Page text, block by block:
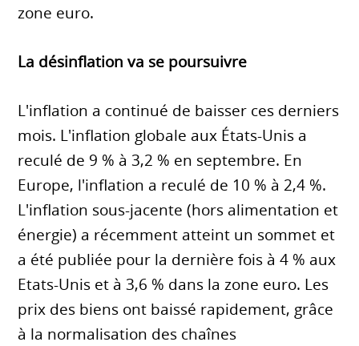
zone euro.
La désinflation va se poursuivre
L'inflation a continué de baisser ces derniers
mois. L'inflation globale aux États-Unis a
reculé de 9 % à 3,2 % en septembre. En
Europe, l'inflation a reculé de 10 % à 2,4 %.
L'inflation sous-jacente (hors alimentation et
énergie) a récemment atteint un sommet et
a été publiée pour la dernière fois à 4 % aux
Etats-Unis et à 3,6 % dans la zone euro. Les
prix des biens ont baissé rapidement, grâce
à la normalisation des chaînes